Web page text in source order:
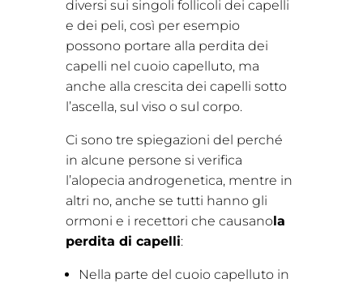
diversi sui singoli follicoli dei capelli
e dei peli, così per esempio
possono portare alla perdita dei
capelli nel cuoio capelluto, ma
anche alla crescita dei capelli sotto
l’ascella, sul viso o sul corpo.
Ci sono tre spiegazioni del perché
in alcune persone si verifica
l’alopecia androgenetica, mentre in
altri no, anche se tutti hanno gli
ormoni e i recettori che causanola
perdita di capelli:
Nella parte del cuoio capelluto in